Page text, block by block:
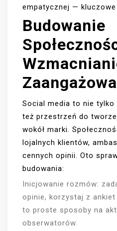
empatycznej —
Budowanie
Social media to nie tylko
też przestrzeń do
wokół marki.
lojalnych klientów,
cennych opinii. Oto
budowania:
Inicjowanie rozmów:
opinie, korzystaj z
to proste sposoby na
obserwatorów.